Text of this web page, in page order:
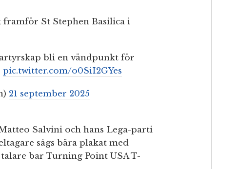
St Stephen Basilica i
bli en vändpunkt för
pic.twitter.com/o0SiI2GYes
21 september 2025
Salvini och hans Lega-parti
sågs bära plakat med
bar Turning Point USA T-